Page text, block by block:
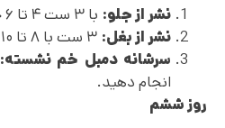
نشر از جلو: با ۳ ست ۴ تا ۶ حرکتی خود را گرم کنید.
نشر از بغل:
سرشانه دمبل خم نشسته:
انجام دهید.
روز ششم